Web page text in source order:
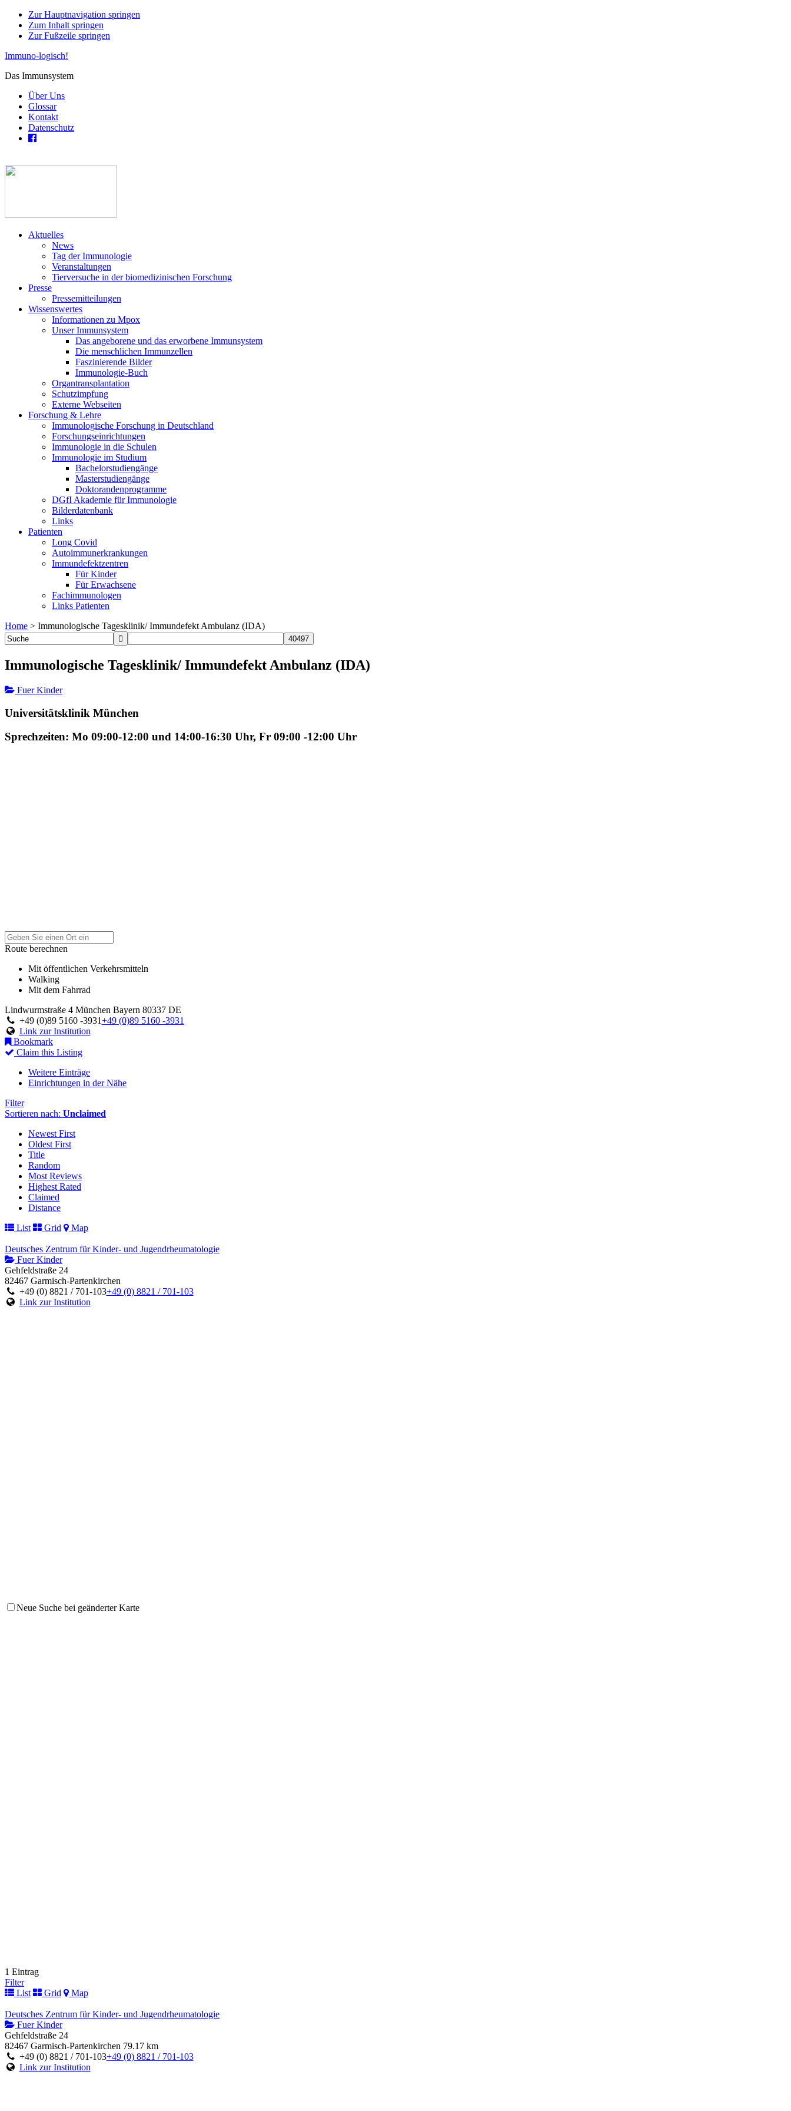
Zur Hauptnavigation springen
Zum Inhalt springen
Zur Fußzeile springen
Immuno-logisch!
Das Immunsystem
Über Uns
Glossar
Kontakt
Datenschutz
Aktuelles
News
Tag der Immunologie
Veranstaltungen
Tierversuche in der biomedizinischen Forschung
Presse
Pressemitteilungen
Wissenswertes
Informationen zu Mpox
Unser Immunsystem
Das angeborene und das erworbene Immunsystem
Die menschlichen Immunzellen
Faszinierende Bilder
Immunologie-Buch
Organtransplantation
Schutzimpfung
Externe Webseiten
Forschung & Lehre
Immunologische Forschung in Deutschland
Forschungseinrichtungen
Immunologie in die Schulen
Immunologie im Studium
Bachelorstudiengänge
Masterstudiengänge
Doktorandenprogramme
DGfI Akademie für Immunologie
Bilderdatenbank
Links
Patienten
Long Covid
Autoimmunerkrankungen
Immundefektzentren
Für Kinder
Für Erwachsene
Fachimmunologen
Links Patienten
Home > Immunologische Tagesklinik/ Immundefekt Ambulanz (IDA)
Immunologische Tagesklinik/ Immundefekt Ambulanz (IDA)
Fuer Kinder
Universitätsklinik München
Sprechzeiten: Mo 09:00-12:00 und 14:00-16:30 Uhr, Fr 09:00 -12:00 Uhr
Route berechnen
Mit öffentlichen Verkehrsmitteln
Walking
Mit dem Fahrrad
Lindwurmstraße 4 München Bayern 80337 DE
+49 (0)89 5160 -3931+49 (0)89 5160 -3931
Link zur Institution
Bookmark
Claim this Listing
Weitere Einträge
Einrichtungen in der Nähe
Filter
Sortieren nach: Unclaimed
Newest First
Oldest First
Title
Random
Most Reviews
Highest Rated
Claimed
Distance
List
Grid Map
Deutsches Zentrum für Kinder- und Jugendrheumatologie
Fuer Kinder
Gehfeldstraße 24
82467 Garmisch-Partenkirchen
+49 (0) 8821 / 701-103+49 (0) 8821 / 701-103
Link zur Institution
Neue Suche bei geänderter Karte
1 Eintrag
Filter
List
Grid Map
Deutsches Zentrum für Kinder- und Jugendrheumatologie
Fuer Kinder
Gehfeldstraße 24
82467 Garmisch-Partenkirchen 79.17 km
+49 (0) 8821 / 701-103+49 (0) 8821 / 701-103
Link zur Institution